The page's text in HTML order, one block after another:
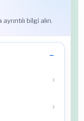
bilgi alın.